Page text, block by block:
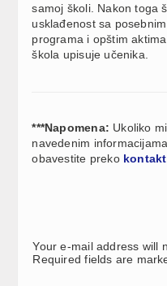
samoj školi. Nakon toga
usklađenost sa
programa i opštim
škola upisuje učenika.
***Napomena: Ukoliko
navedenim
obavestite preko
Your e-mail address will
Required fields are